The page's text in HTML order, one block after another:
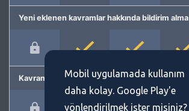
Yeni eklenen kavramlar hakkında bildirim alma
Kavram önermeMobil uygulamada kullanım
daha kolay. Google Play'e
yönlendirilmek ister misiniz?